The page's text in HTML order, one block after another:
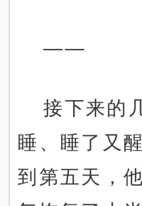
——
接下来的
睡、睡了又
到第五天，